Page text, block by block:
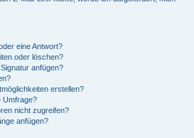
eine Antwort?
oder löschen?
anfügen?
erstellen?
Umfrage?
nicht zugreifen?
anfügen?